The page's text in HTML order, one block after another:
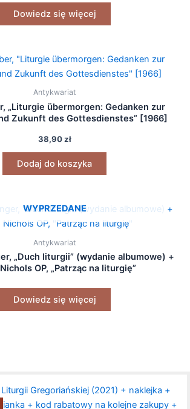
Dowiedz się więcej
Antykwariat
„Liturgie übermorgen: Gedanken zur
Zukunft des Gottesdienstes” [1966]
38,90zł
Dodaj do koszyka
WYPRZEDANE
Antykwariat
„Duch liturgii” (wydanie albumowe) +
OP, „Patrząc na liturgię”
Dowiedz się więcej